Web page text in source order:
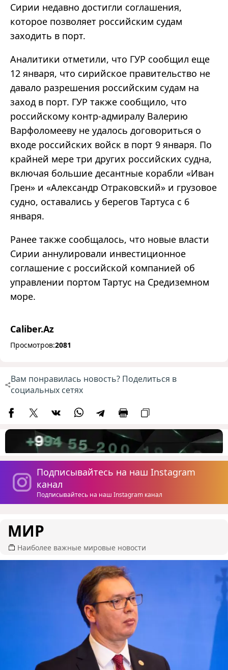
Сирии недавно достигли соглашения,
которое позволяет российским судам
заходить в порт.
Аналитики отметили, что ГУР сообщил еще
12 января, что сирийское правительство не
давало разрешения российским судам на
заход в порт. ГУР также сообщило, что
российскому контр-адмиралу Валерию
Варфоломееву не удалось договориться о
входе российских войск в порт 9 января. По
крайней мере три других российских судна,
включая большие десантные корабли «Иван
Грен» и «Александр Отраковский» и грузовое
судно, оставались у берегов Тартуса с 6
января.
Ранее также сообщалось, что новые власти
Сирии аннулировали инвестиционное
соглашение с российской компанией об
управлении портом Тартус на Средиземном
море.
Caliber.Az
Просмотров:2081
Вам понравилась новость? Поделиться в
социальных сетях
Подписывайтесь на наш Instagram
канал
Подписывайтесь на наш Instagram канал
МИР
Наиболее важные мировые новости